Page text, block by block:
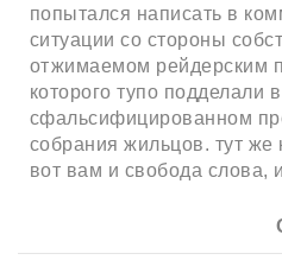
попытался написать в
ситуации со стороны
отжимаемом рейдерским
которого тупо подделали в
сфальсифицированном
собрания жильцов. тут
вот вам и свобода слова,